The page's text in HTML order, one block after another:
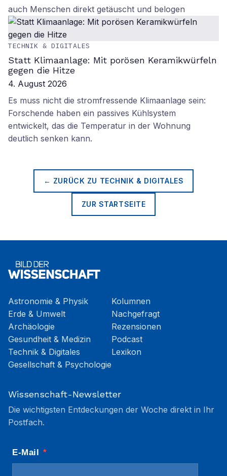
auch Menschen direkt getäuscht und belogen
TECHNIK & DIGITALES
Statt Klimaanlage: Mit porösen Keramikwürfeln
gegen die Hitze
4. August 2026
Es muss nicht die stromfressende Klimaanlage sein:
Forschende haben ein passives Kühlsystem
entwickelt, das die Temperatur in der Wohnung
deutlich senken kann.
← ZURÜCK ZU TECHNIK & DIGITALES
ZUR STARTSEITE
Astronomie & Physik
Erde & Umwelt
Archäologie
Gesundheit & Medizin
Technik & Digitales
Gesellschaft & Psychologie
Kolumnen
Nachgefragt
Rezensionen
Podcast
Lexikon
Wissenschaft-Newsletter
Die wichtigsten Entdeckungen der Woche direkt in Ihr
Postfach.